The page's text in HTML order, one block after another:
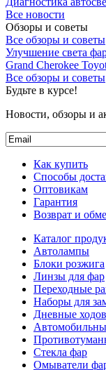
Все новости
Обзоры и советы
Все обзоры и советы
Улучшение света
Grand Cherokee
Все обзоры и советы
Будьте в курсе!
Новости, обзоры и
Как купить
Способы
Оптовикам
Гарантия
Возврат и
Каталог
Автолампы
Блоки розжига
Линзы для фар
Переходные
Наборы для
Дневные
Стекла фар
Омыватели